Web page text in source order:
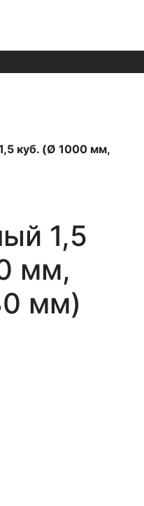
куб. (Ø 1000 мм,
1,5
мм,
мм)